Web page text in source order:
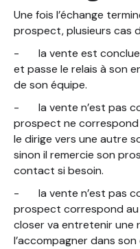
Une fois l’échange
prospect, plusieurs cas
- la vente est conclue :
et passe le relais à son
de son équipe.
- la vente n’est pas
prospect ne correspond
le dirige vers une autre
sinon il remercie son
contact si besoin.
- la vente n’est pas
prospect correspond
closer va entretenir
l’accompagner dans